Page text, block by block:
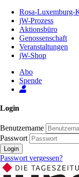
Inhalt
Seite
Rosa-Luxemburg-
jW-Prozess
Aktionsbüro
Genossenschaft
Veranstaltungen
jW-Shop
Abo
Spende
Login
Benutzername
Passwort
Login
Passwort vergessen?